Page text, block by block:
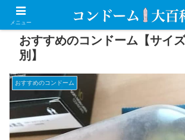
おすすめのコンドーム【サイ
別】
おすすめのコンドーム
メニュー